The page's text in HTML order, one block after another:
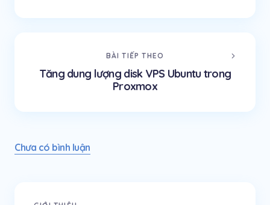
BÀI TIẾP THEO
Tăng dung lượng disk VPS Ubuntu trong
Proxmox
Chưa có bình luận